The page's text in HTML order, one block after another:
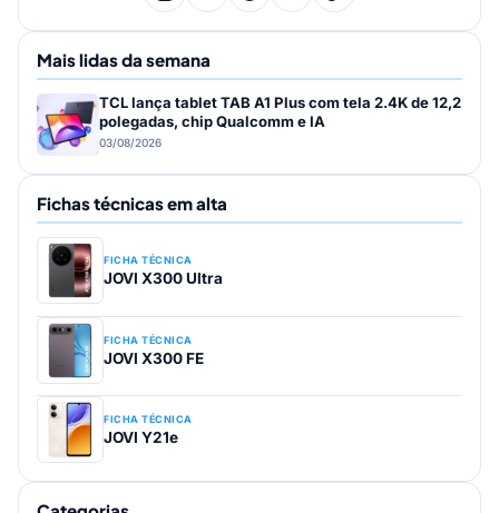
Mais lidas da semana
TCL lança tablet TAB A1 Plus com tela 2.4K de 12,2
polegadas, chip Qualcomm e IA
03/08/2026
Fichas técnicas em alta
FICHA TÉCNICA
JOVI X300 Ultra
FICHA TÉCNICA
JOVI X300 FE
FICHA TÉCNICA
JOVI Y21e